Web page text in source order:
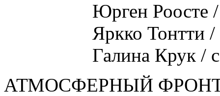
Юрген Роосте / c
Яркко Тонтти / с
Галина Крук / с
АТМОСФЕРНЫЙ ФРОНТ